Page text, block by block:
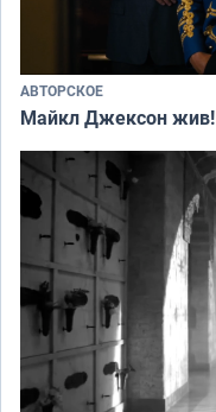
АВТОРСКОЕ
Майкл Джексон жив!